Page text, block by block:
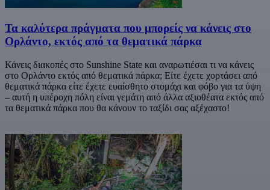
Τα καλύτερα πράγματα που μπορείς να κάνεις στο
Ορλάντο, εκτός από τα θεματικά πάρκα
Κάνεις διακοπές στο Sunshine State και αναρωτιέσαι τι να κάνεις
στο Ορλάντο εκτός από θεματικά πάρκα; Είτε έχετε χορτάσει από
θεματικά πάρκα είτε έχετε ευαίσθητο στομάχι και φόβο για τα ύψη
– αυτή η υπέροχη πόλη είναι γεμάτη από άλλα αξιοθέατα εκτός από
τα θεματικά πάρκα που θα κάνουν το ταξίδι σας αξέχαστο!